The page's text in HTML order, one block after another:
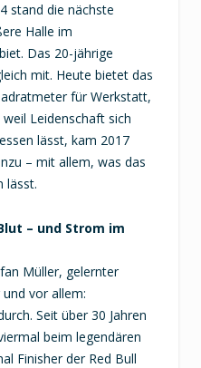
stand die nächste
Halle im
Das 20-jährige
mit. Heute bietet das
für Werkstatt,
Leidenschaft sich
lässt, kam 2017
– mit allem, was das
lässt.
– und Strom im
Müller, gelernter
vor allem:
Seit über 30 Jahren
beim legendären
Finisher der Red Bull